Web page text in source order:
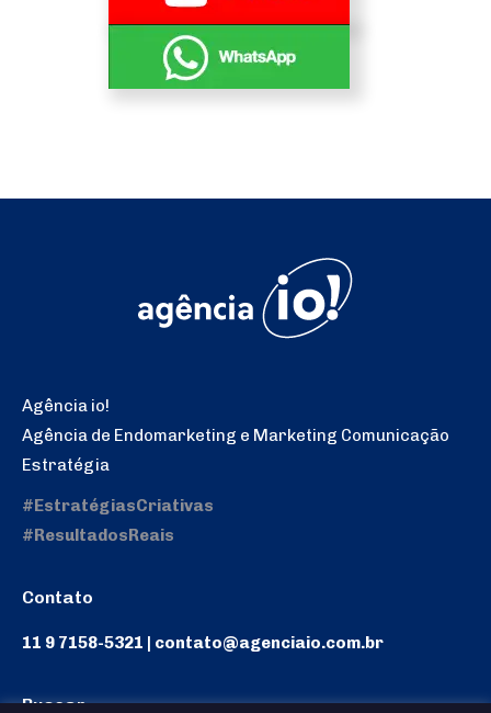
Agência io!
Agência de Endomarketing e Marketing Comunicação
Estratégia
#EstratégiasCriativas
#ResultadosReais
Contato
11 9 7158-5321 | contato@agenciaio.com.br
Buscar